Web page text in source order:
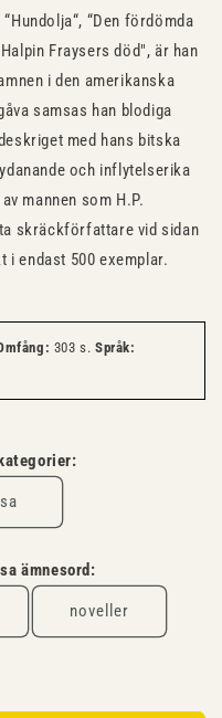
“Den fördömda
Fraysers död", är han
i den amerikanska
samsas han blodiga
med hans bitska
och inflytelserika
mannen som H.P.
skräckförfattare vid sidan
i endast 500 exemplar.
303 s.Språk:
ämnesord:
noveller